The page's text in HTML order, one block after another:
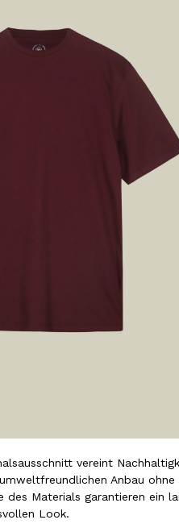
vereint
Anbau
des Materials garantieren ein
Look.